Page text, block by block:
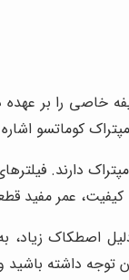
خاصی را بر
کوماتسو
دارند.
عمر مفید
اصطکاک زیاد،
داشته باشید